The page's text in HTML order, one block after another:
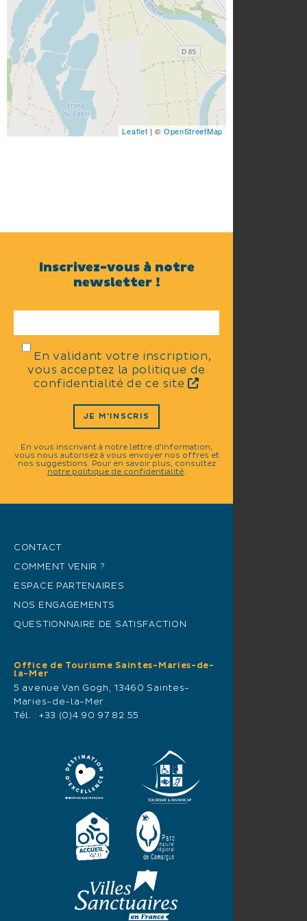
vous offrant une expérience
festive et responsable
Leaflet | © OpenStreetMap
Inscrivez-vous à notre
newsletter !
En validant votre inscription,
vous acceptez la politique de
confidentialité de ce site
JE M'INSCRIS
En vous inscrivant à notre lettre d'information,
vous nous autorisez à vous envoyer nos offres et
nos suggestions. Pour en savoir plus, consultez
notre politique de confidentialité.
CONTACT
COMMENT VENIR ?
ESPACE PARTENAIRES
NOS ENGAGEMENTS
QUESTIONNAIRE DE SATISFACTION
Office de Tourisme Saintes-Maries-de-
la-Mer
5 avenue Van Gogh, 13460 Saintes-
Maries-de-la-Mer
Tél. : +33 (0)4 90 97 82 55